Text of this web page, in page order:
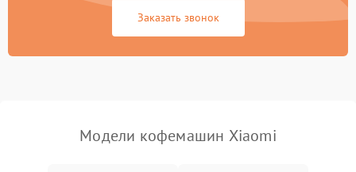
Заказать звонок
Модели кофемашин Xiaomi